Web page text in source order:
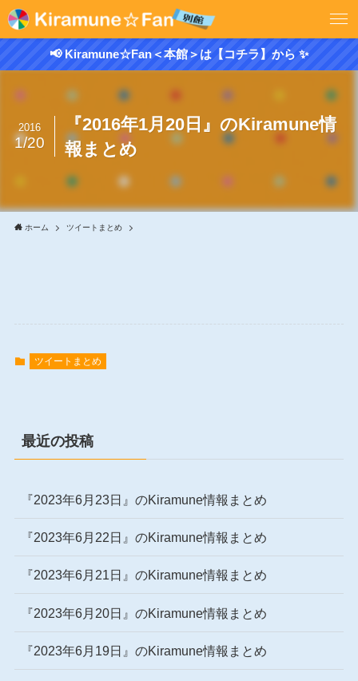
📢 Kiramune☆Fan＜本館＞は【コチラ】から ✨
『2016年1月20日』のKiramune情
報まとめ
2016
1/20
ホーム ツイートまとめ
ツイートまとめ
最近の投稿
『2023年6月23日』のKiramune情報まとめ
『2023年6月22日』のKiramune情報まとめ
『2023年6月21日』のKiramune情報まとめ
『2023年6月20日』のKiramune情報まとめ
『2023年6月19日』のKiramune情報まとめ